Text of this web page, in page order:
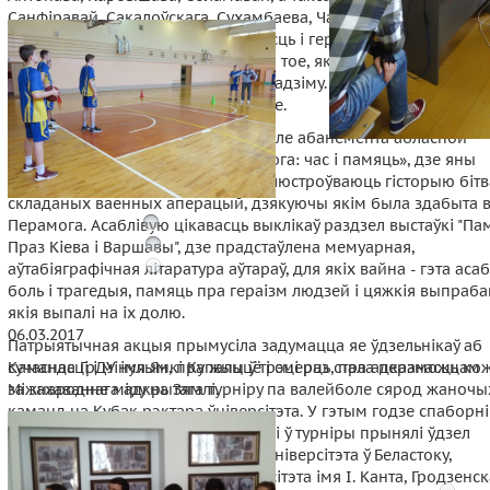
06.03.2017
Каманда ГрДУ імя Янкі Купалы ў трэці раз стала пераможцам
Міжнароднага адкрытага турніру па валейболе сярод
каманд на Кубак рэктара ўніверсітэта. У гэтым годзе
праходзілі ў трэці раз. Па традыцыі ў турніры прынялі ўдзел
каманды з ГрДУ імя Янкі Купалы, Універсітэта ў Беластоку,
Балтыйскага федэральнага ўніверсітэта імя І. Канта,
Санфіравай, Сакалоўскага, Сухамбаева, Чайкінай. Гучалі не
прозвішчы: за кожным з іх мужнасць і гераізм. Затаіўшы
маладыя людзі слухалі аповед пра тое, як салдаты, не
сябе, свайго жыцця, змагаліся за Радзіму. Іх подзвіг даў
жыць у вольнай, незалежнай краіне.
Студэнты таксама наведалі ў аддзеле абанемента абласной
бібліятэкі выставу «Вялікая Перамога: час і памяць», дзе яны
пазнаёміліся з выданнямі, якія адлюстроўваюць гісторыю
складаных ваенных аперацый, дзякуючы якім была здабыта
Перамога. Асаблівую цікавасць выклікаў раздзел выстаўкі
Праз Кіева і Варшавы", дзе прадстаўлена мемуарная,
аўтабіяграфічная літаратура аўтараў, для якіх вайна - гэта
боль і трагедыя, памяць пра гераізм людзей і цяжкія
якія выпалі на іх долю.
Патрыятычная акцыя прымусіла задумацца яе ўдзельнікаў аб
сучаснасці і мінулым, пра жыццё і смерць, пра адказнасць
за захаванне міру на Зямлі.